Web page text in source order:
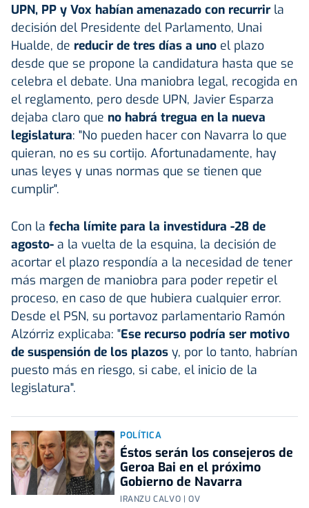
UPN, PP y Vox habían amenazado con recurrir la
decisión del Presidente del Parlamento, Unai
Hualde, de reducir de tres días a uno el plazo
desde que se propone la candidatura hasta que se
celebra el debate. Una maniobra legal, recogida en
el reglamento, pero desde UPN, Javier Esparza
dejaba claro que no habrá tregua en la nueva
legislatura: "No pueden hacer con Navarra lo que
quieran, no es su cortijo. Afortunadamente, hay
unas leyes y unas normas que se tienen que
cumplir".
Con la fecha límite para la investidura -28 de
agosto- a la vuelta de la esquina, la decisión de
acortar el plazo respondía a la necesidad de tener
más margen de maniobra para poder repetir el
proceso, en caso de que hubiera cualquier error.
Desde el PSN, su portavoz parlamentario Ramón
Alzórriz explicaba: "Ese recurso podría ser motivo
de suspensión de los plazos y, por lo tanto, habrían
puesto más en riesgo, si cabe, el inicio de la
legislatura".
POLÍTICA
Éstos serán los consejeros de
Geroa Bai en el próximo
Gobierno de Navarra
IRANZU CALVO | OV